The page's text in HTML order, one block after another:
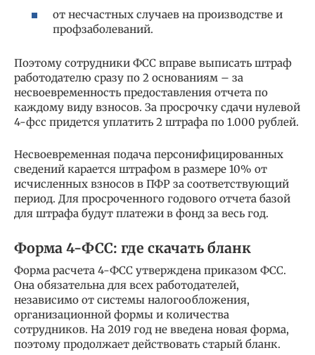
от несчастных случаев на производстве и
профзаболеваний.
Поэтому сотрудники ФСС вправе выписать штраф
работодателю сразу по 2 основаниям – за
несвоевременность предоставления отчета по
каждому виду взносов. За просрочку сдачи нулевой
4-фсс придется уплатить 2 штрафа по 1.000 рублей.
Несвоевременная подача персонифицированных
сведений карается штрафом в размере 10% от
исчисленных взносов в ПФР за соответствующий
период. Для просроченного годового отчета базой
для штрафа будут платежи в фонд за весь год.
Форма 4-ФСС: где скачать бланк
Форма расчета 4-ФСС утверждена приказом ФСС.
Она обязательна для всех работодателей,
независимо от системы налогообложения,
организационной формы и количества
сотрудников. На 2019 год не введена новая форма,
поэтому продолжает действовать старый бланк.